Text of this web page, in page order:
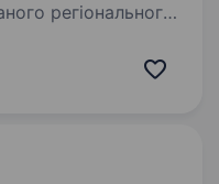
регіонального